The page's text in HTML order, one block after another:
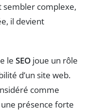
sembler complexe,
il devient
le SEO joue un rôle
d’un site web.
comme
présence forte